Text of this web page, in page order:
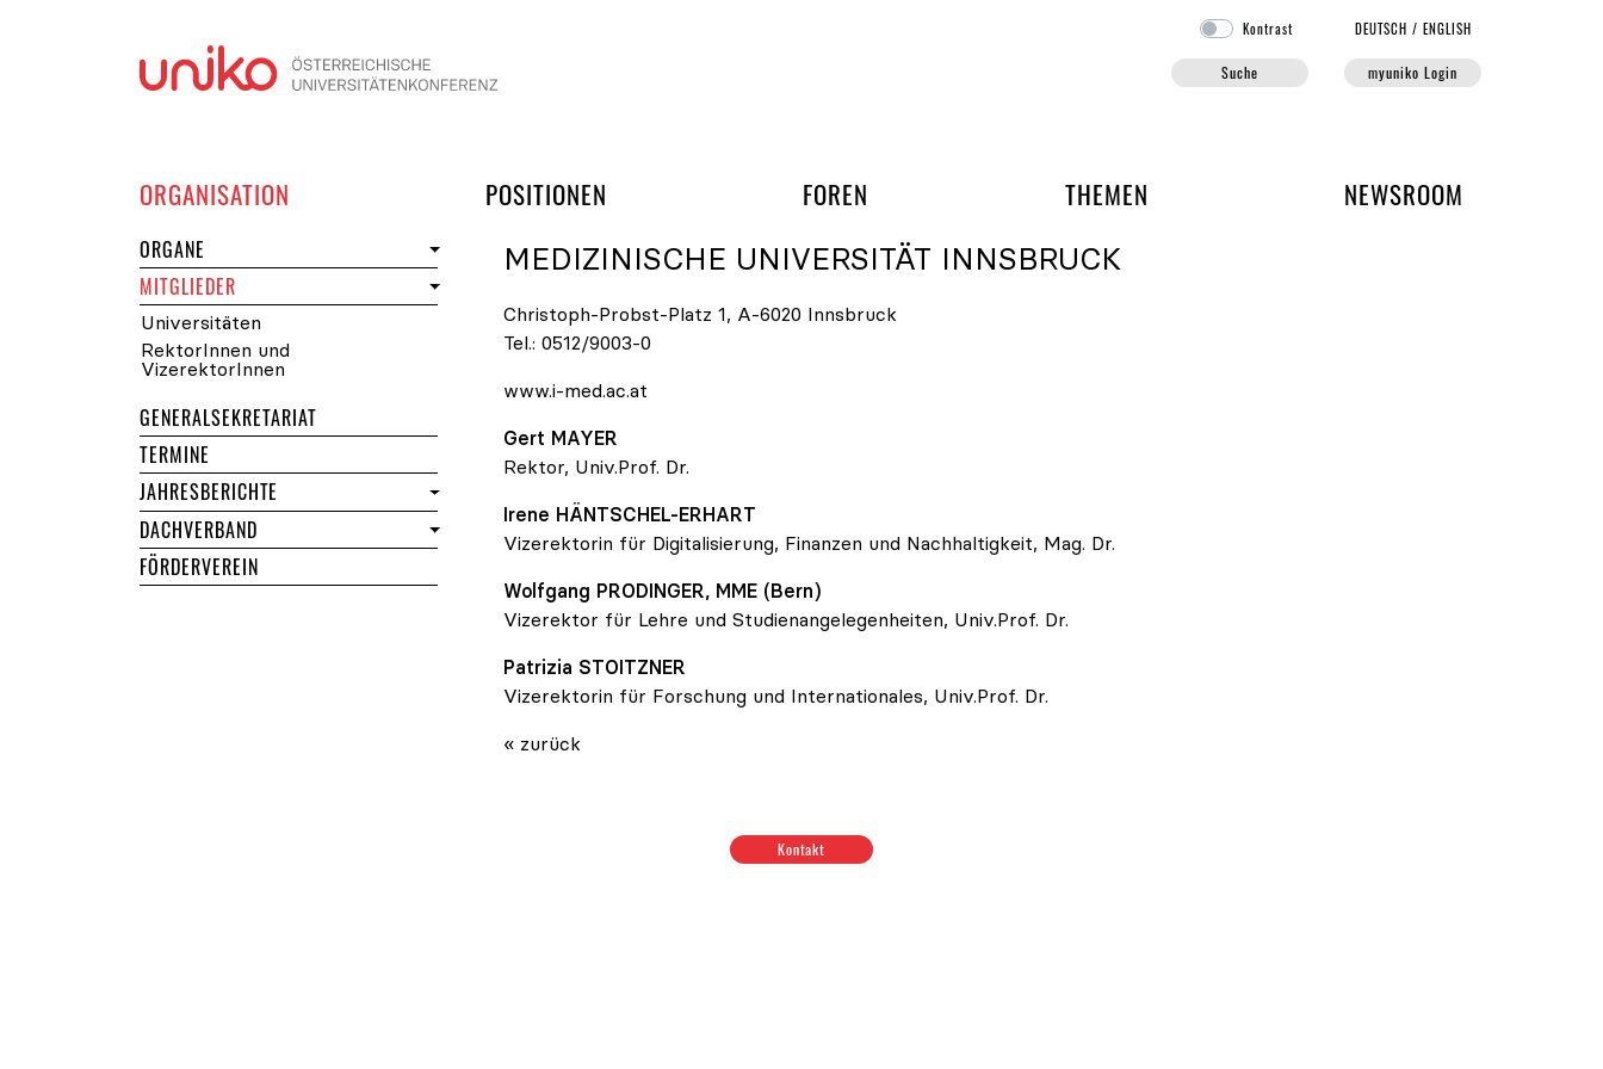
Kontrast DEUTSCH /ENGLISH
Suche myuniko Login
ORGANISATION POSITIONEN FOREN UND ARBEITSGRUPPEN DER UNIKO
THEMEN NEWSROOM
ORGANE
MITGLIEDERDER UNIKO
Universitäten
RektorInnen und
VizerektorInnen
GENERALSEKRETARIAT
TERMINE
JAHRESBERICHTE
DACHVERBAND
FÖRDERVEREIN
MEDIZINISCHE UNIVERSITÄT INNSBRUCK
Christoph-Probst-Platz 1, A-6020 Innsbruck
Tel.: 0512/9003-0
www.i-med.ac.at
Gert MAYER
Rektor, Univ.Prof. Dr.
Irene HÄNTSCHEL-ERHART
Vizerektorin für Digitalisierung, Finanzen und Nachhaltigkeit, Mag. Dr.
Wolfgang PRODINGER, MME (Bern)
Vizerektor für Lehre und Studienangelegenheiten, Univ.Prof. Dr.
Patrizia STOITZNER
Vizerektorin für Forschung und Internationales, Univ.Prof. Dr.
« zurück
Kontakt